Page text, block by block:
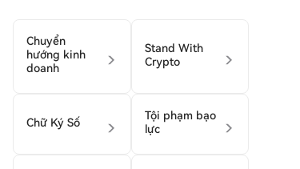
Chuyển
hướng kinh
doanh
Stand With
Crypto
Chữ Ký Số
Tội phạm bạo
lực